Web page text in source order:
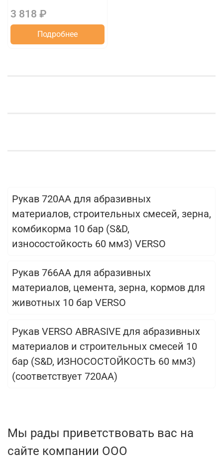
3 818 ₽
Подробнее
Рукав 720АА для абразивных
материалов, строительных смесей, зерна,
комбикорма 10 бар (S&D,
износостойкость 60 мм3) VERSO
Рукав 766AA для абразивных
материалов, цемента, зерна, кормов для
животных 10 бар VERSO
Рукав VERSO ABRASIVE для абразивных
материалов и строительных смесей 10
бар (S&D, ИЗНОСОСТОЙКОСТЬ 60 мм3)
(соответствует 720AA)
Мы рады приветствовать вас на
сайте компании ООО